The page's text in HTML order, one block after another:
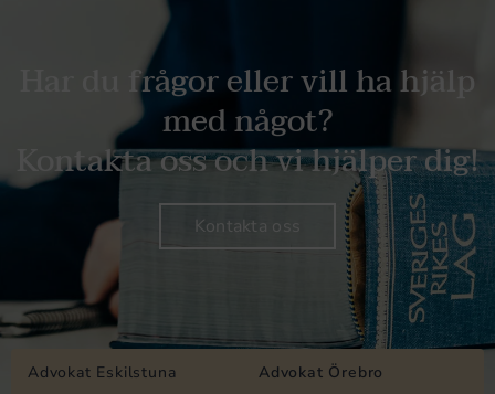
Har du frågor eller vill ha hjälp
med något?
Kontakta oss och vi hjälper dig!
Kontakta oss
Advokat Eskilstuna
Advokat Örebro